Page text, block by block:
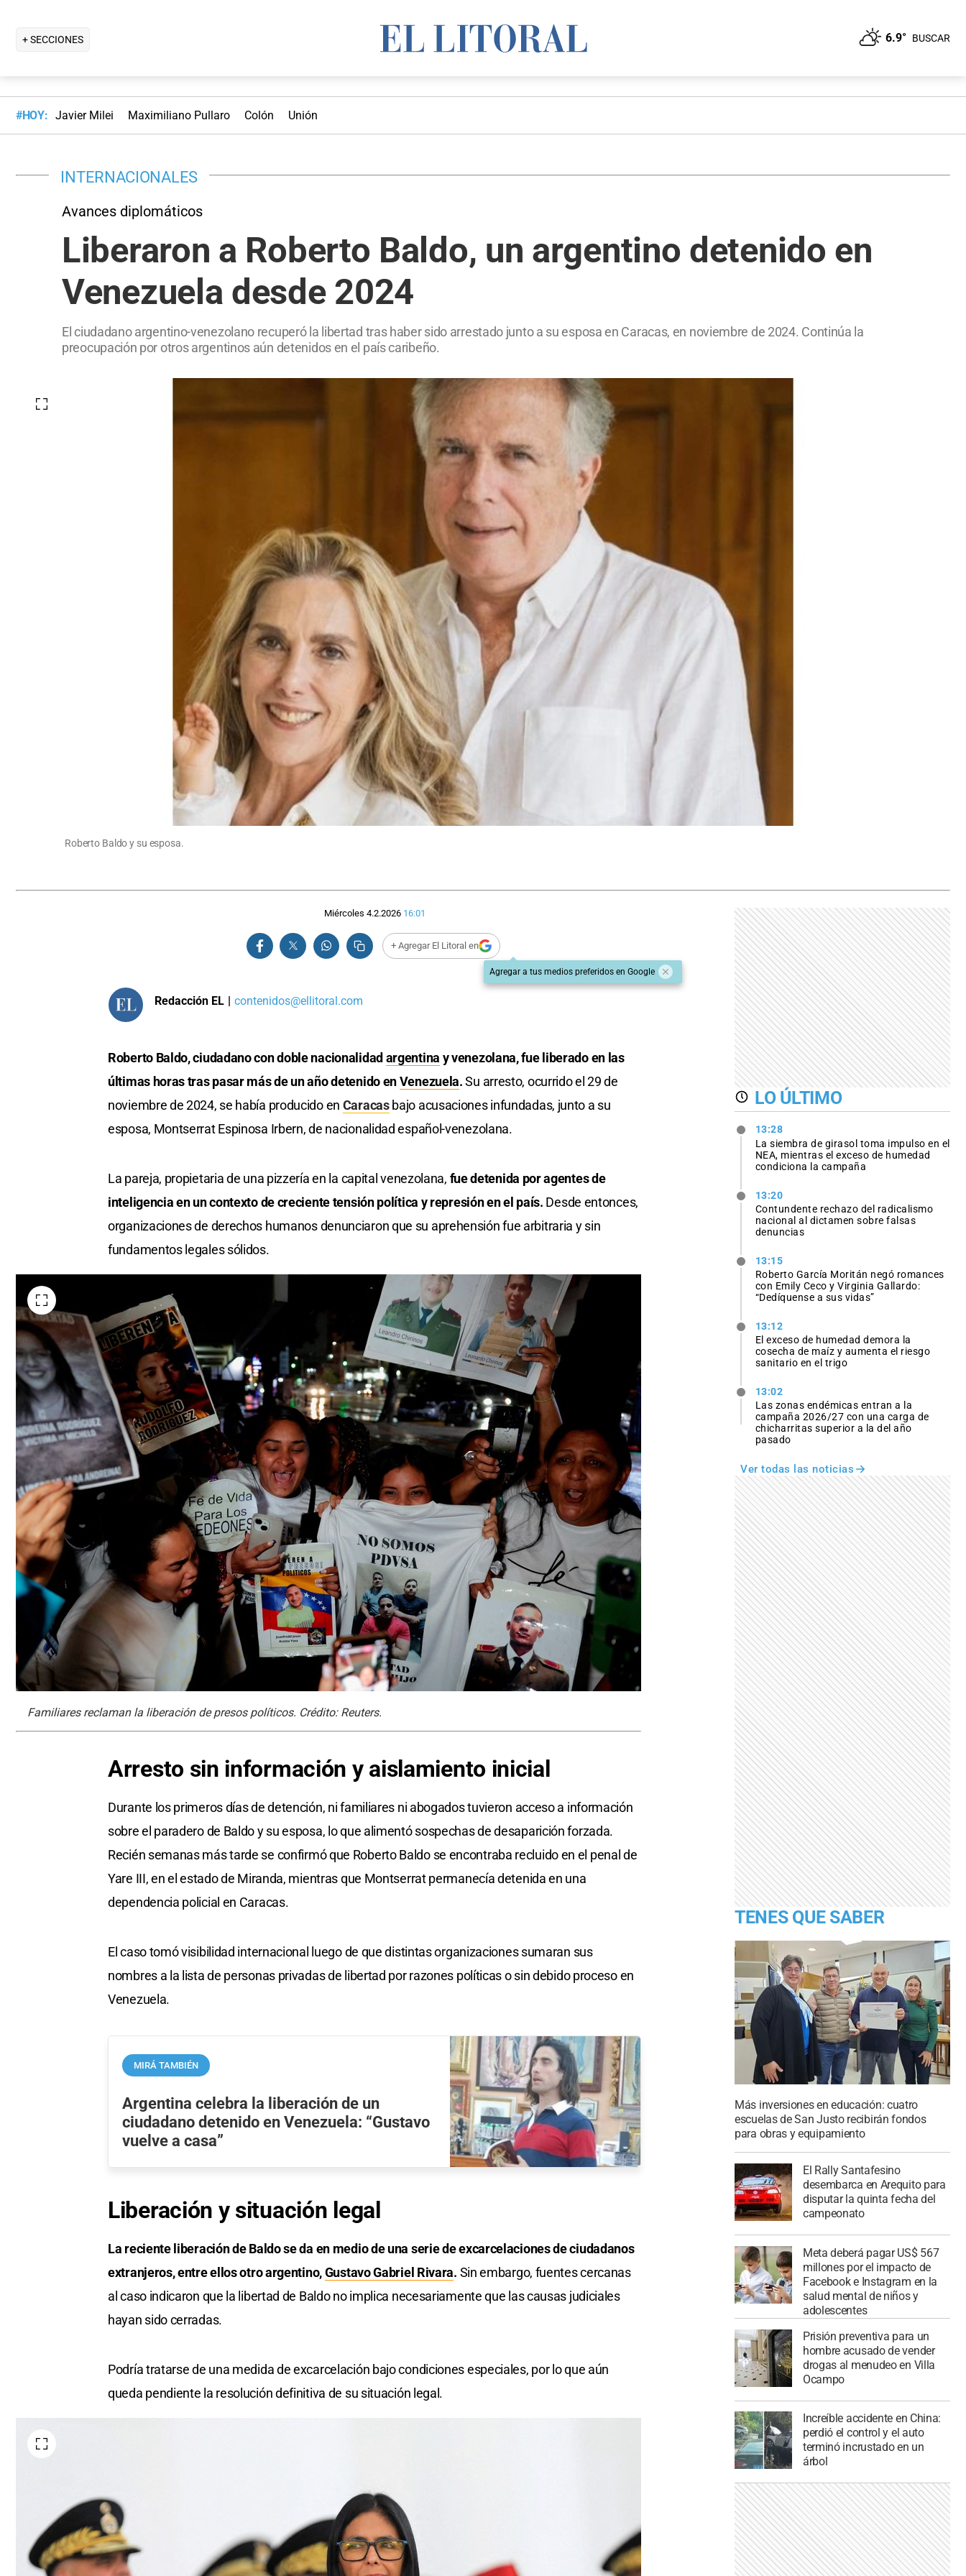
+ SECCIONES 6.9° BUSCAR
#HOY: Javier Milei Maximiliano Pullaro Colón Unión
INTERNACIONALES
Avances diplomáticos
Liberaron a Roberto Baldo, un argentino detenido en
Venezuela desde 2024
El ciudadano argentino-venezolano recuperó la libertad tras haber sido arrestado junto a su esposa en Caracas, en noviembre de 2024. Continúa la
preocupación por otros argentinos aún detenidos en el país caribeño.
Roberto Baldo y su esposa.
Miércoles 4.2.2026 16:01
+ Agregar El Litoral en
Agregar a tus medios preferidos en Google
Redacción EL | contenidos@ellitoral.com
Roberto Baldo, ciudadano con doble nacionalidad argentina y venezolana, fue liberado en las
últimas horas tras pasar más de un año detenido enVenezuela.Su arresto, ocurrido el 29 de
noviembre de 2024, se había producido en Caracasbajo acusaciones infundadas, junto a su
esposa, Montserrat Espinosa Irbern, de nacionalidad español-venezolana.
La pareja, propietaria de una pizzería en la capital venezolana, fue detenida por agentes de
inteligencia en un contexto de creciente tensión política y represión en el país. Desde entonces,
organizaciones de derechos humanos denunciaron que su aprehensión fue arbitraria y sin
fundamentos legales sólidos.
Familiares reclaman la liberación de presos políticos. Crédito: Reuters.
Arresto sin información y aislamiento inicial
Durante los primeros días de detención, ni familiares ni abogados tuvieron acceso a información
sobre el paradero de Baldo y su esposa, lo que alimentó sospechas de desaparición forzada.
Recién semanas más tarde se confirmó que Roberto Baldo se encontraba recluido en el penal de
Yare III, en el estado de Miranda, mientras que Montserrat permanecía detenida en una
dependencia policial en Caracas.
El caso tomó visibilidad internacional luego de que distintas organizaciones sumaran sus
nombres a la lista de personas privadas de libertad por razones políticas o sin debido proceso en
Venezuela.
MIRÁ TAMBIÉN
Argentina celebra la liberación de un
ciudadano detenido en Venezuela: “Gustavo
vuelve a casa”
Liberación y situación legal
La reciente liberación de Baldo se da en medio de una serie de excarcelaciones de ciudadanos
extranjeros, entre ellos otro argentino,Gustavo Gabriel Rivara. Sin embargo, fuentes cercanas
al caso indicaron que la libertad de Baldo no implica necesariamente que las causas judiciales
hayan sido cerradas.
Podría tratarse de una medida de excarcelación bajo condiciones especiales, por lo que aún
queda pendiente la resolución definitiva de su situación legal.
LO ÚLTIMO
13:28
La siembra de girasol toma impulso en el
NEA, mientras el exceso de humedad
condiciona la campaña
13:20
Contundente rechazo del radicalismo
nacional al dictamen sobre falsas
denuncias
13:15
Roberto García Moritán negó romances
con Emily Ceco y Virginia Gallardo:
“Dedíquense a sus vidas”
13:12
El exceso de humedad demora la
cosecha de maíz y aumenta el riesgo
sanitario en el trigo
13:02
Las zonas endémicas entran a la
campaña 2026/27 con una carga de
chicharritas superior a la del año
pasado
Ver todas las noticias
TENES QUE SABER
Más inversiones en educación: cuatro
escuelas de San Justo recibirán fondos
para obras y equipamiento
El Rally Santafesino
desembarca en Arequito para
disputar la quinta fecha del
campeonato
Meta deberá pagar US$ 567
millones por el impacto de
Facebook e Instagram en la
salud mental de niños y
adolescentes
Prisión preventiva para un
hombre acusado de vender
drogas al menudeo en Villa
Ocampo
Increíble accidente en China:
perdió el control y el auto
terminó incrustado en un
árbol